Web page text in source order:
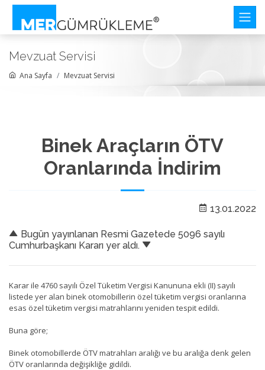
Mevzuat Servisi
Ana Sayfa Mevzuat Servisi
Binek Araçların ÖTV
Oranlarında İndirim
13.01.2022
Bugün yayınlanan Resmi Gazetede 5096 sayılı
Cumhurbaşkanı Kararı yer aldı.
Karar ile 4760 sayılı Özel Tüketim Vergisi Kanununa ekli (II) sayılı
listede yer alan binek otomobillerin özel tüketim vergisi oranlarına
esas özel tüketim vergisi matrahlarını yeniden tespit edildi.
Buna göre;
Binek otomobillerde ÖTV matrahları aralığı ve bu aralığa denk gelen
ÖTV oranlarında değişikliğe gidildi.